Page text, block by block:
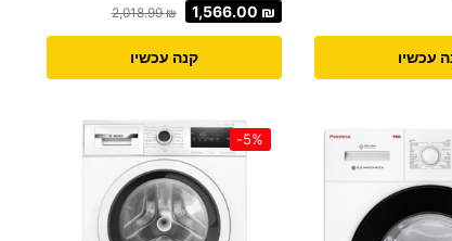
עכשיו
2,018.99₪ 1,566.00 ₪
קנה עכשיו
-5%